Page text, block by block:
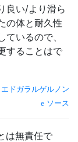
良い/より滑ら
の体と耐久性
いるので、
することはで
エドガラルゲルノン
ソース
は無責任で